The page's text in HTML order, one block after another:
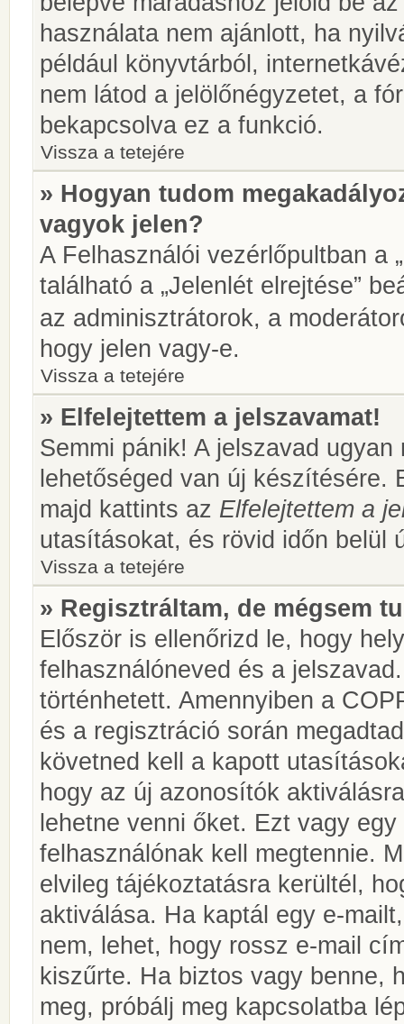
használata nem ajánlott, ha
például könyvtárból,
nem látod a jelölőnégyzetet, a
bekapcsolva ez a funkció.
Vissza a tetejére
» Hogyan tudom
vagyok jelen?
A Felhasználói vezérlőpultban a
található a „Jelenlét elrejtése”
az adminisztrátorok, a
hogy jelen vagy-e.
Vissza a tetejére
» Elfelejtettem a jelszavamat!
Semmi pánik! A jelszavad
lehetőséged van új készítésére.
majd kattints az Elfelejtettem a
utasításokat, és rövid időn belül
Vissza a tetejére
» Regisztráltam, de mégsem
Először is ellenőrizd le, hogy
felhasználóneved és a
történhetett. Amennyiben a
és a regisztráció során
követned kell a kapott
hogy az új azonosítók
lehetne venni őket. Ezt vagy
felhasználónak kell megtennie.
elvileg tájékoztatásra kerültél,
aktiválása. Ha kaptál egy e-
nem, lehet, hogy rossz e-mail
kiszűrte. Ha biztos vagy benne,
meg, próbálj meg kapcsolatba